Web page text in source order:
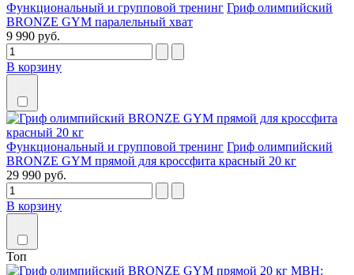
Функциональный и групповой тренинг Гриф олимпийский
BRONZE GYM паралельный хват
9 990 руб.
В корзину
Функциональный и групповой тренинг Гриф олимпийский
BRONZE GYM прямой для кроссфита красный 20 кг
29 990 руб.
В корзину
Топ